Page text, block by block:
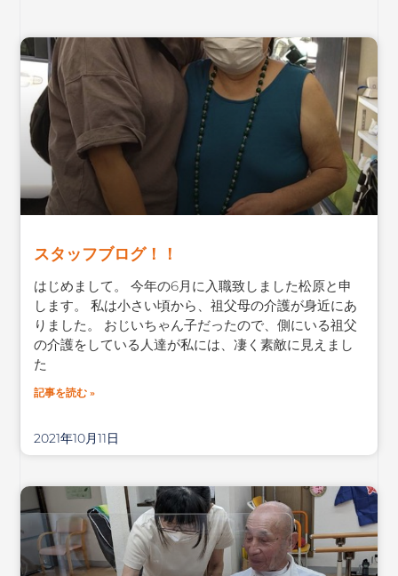
スタッフブログ！！
はじめまして。 今年の6月に入職致しました松原と申
します。 私は小さい頃から、祖父母の介護が身近にあ
りました。 おじいちゃん子だったので、側にいる祖父
の介護をしている人達が私には、凄く素敵に見えまし
た
記事を読む »
2021年10月11日